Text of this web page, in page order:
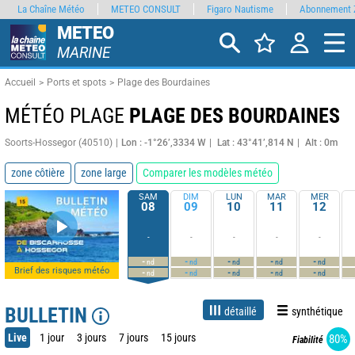
METEO
MARINE
Accueil Ports et spots Plage des Bourdaines
MÉTÉO PLAGE PLAGE DES BOURDAINES
Soorts-Hossegor (40510) Lon : -1°26’,3334 W Lat : 43°41’,814 N Alt : 0m
zone côtière zone large Comparer les modèles météo
Brief des risques météo
SAM
08
-
-nd
-nd
DIM
09
-
-nd
-nd
LUN
10
-
-nd
-nd
MAR
11
-
-nd
-nd
MER
12
-
-nd
-nd
BULLETIN détaillé synthétique
Live 1 jour 3 jours 7 jours 15 jours Fiabilité 80%
La Chaîne Météo METEO CONSULT Figaro Nautisme Abonnement